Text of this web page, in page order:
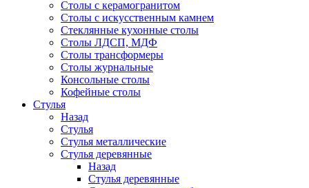
Столы с керамогранитом
Столы с искусственным камнем
Стеклянные кухонные столы
Столы ЛДСП, МДФ
Столы трансформеры
Столы журнальные
Консольные столы
Кофейные столы
Стулья
Назад
Стулья
Стулья металлические
Стулья деревянные
Назад
Стулья деревянные